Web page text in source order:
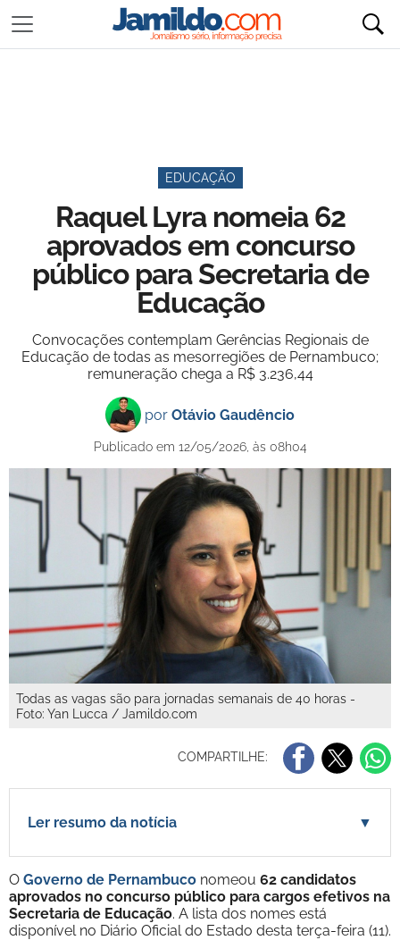
EDUCAÇÃO
Raquel Lyra nomeia 62
aprovados em concurso
público para Secretaria de
Educação
Convocações contemplam Gerências Regionais de
Educação de todas as mesorregiões de Pernambuco;
remuneração chega a R$ 3.236,44
por Otávio Gaudêncio
Publicado em 12/05/2026, às 08h04
Todas as vagas são para jornadas semanais de 40 horas -
Foto: Yan Lucca / Jamildo.com
COMPARTILHE:
Ler resumo da notícia ▼
O Governo de Pernambuco nomeou 62 candidatos
aprovados no concurso público para cargos efetivos na
Secretaria de Educação. A lista dos nomes está
disponível no Diário Oficial do Estado desta terça-feira (11).